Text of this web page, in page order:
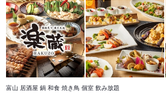
富山 居酒屋 鍋 和食 焼き鳥 個室 飲み放題